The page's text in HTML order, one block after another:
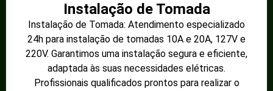
Instalação de Tomada
Instalação de Tomada: Atendimento especializado
24h para instalação de tomadas 10A e 20A, 127V e
220V. Garantimos uma instalação segura e eficiente,
adaptada às suas necessidades elétricas.
Profissionais qualificados prontos para realizar o